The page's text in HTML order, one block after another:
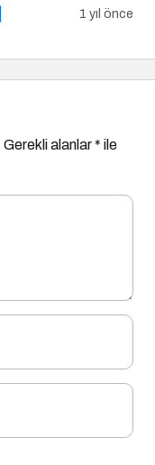
1 yıl önce
Gerekli alanlar* ile